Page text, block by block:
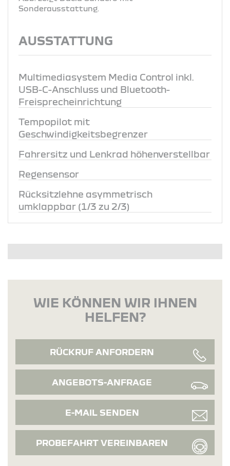
Sonderausstattung.
AUSSTATTUNG
Multimediasystem Media Control inkl.
USB-C-Anschluss und Bluetooth-
Freisprecheinrichtung
Tempopilot mit
Geschwindigkeitsbegrenzer
Fahrersitz und Lenkrad höhenverstellbar
Regensensor
Rücksitzlehne asymmetrisch
umklappbar (1/3 zu 2/3)
WIE KÖNNEN WIR IHNEN
HELFEN?
RÜCKRUF ANFORDERN
ANGEBOTS-ANFRAGE
E-MAIL SENDEN
PROBEFAHRT VEREINBAREN